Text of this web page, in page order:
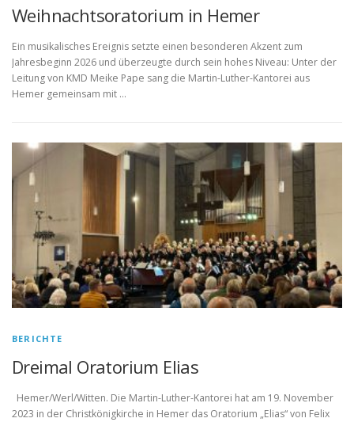
Weihnachtsoratorium in Hemer
Ein musikalisches Ereignis setzte einen besonderen Akzent zum
Jahresbeginn 2026 und überzeugte durch sein hohes Niveau: Unter der
Leitung von KMD Meike Pape sang die Martin-Luther-Kantorei aus
Hemer gemeinsam mit …
BERICHTE
Dreimal Oratorium Elias
Hemer/Werl/Witten. Die Martin-Luther-Kantorei hat am 19. November
2023 in der Christkönigkirche in Hemer das Oratorium „Elias“ von Felix